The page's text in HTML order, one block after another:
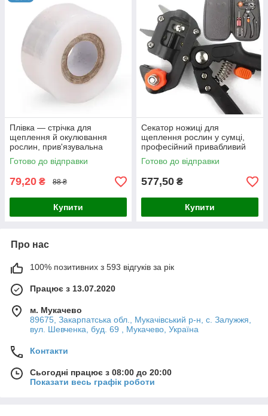
Плівка — стрічка для
щеплення й окулювання
рослин, прив'язувальна
стрічка для
підв'язування винограду,
Готово до відправки
79,20 ₴ 88 ₴
Купити
Секатор ножиці для
щеплення рослин у сумці,
професійний привабливий
секатор для садівників
Готово до відправки
577,50 ₴
Купити
Про нас
100% позитивних з 593 відгуків за рік
Працює з 13.07.2020
м. Мукачево
89675, Закарпатська обл., Мукачівський р-н, с. Залужжя,
вул. Шевченка, буд. 69 , Мукачево, Україна
Контакти
Сьогодні працює з 08:00 до 20:00
Показати весь графік роботи